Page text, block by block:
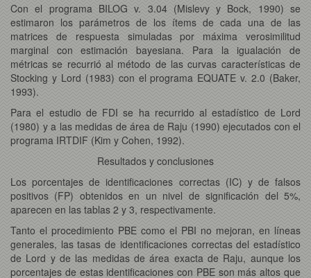
Con el programa BILOG v. 3.04 (Mislevy y Bock, 1990) se
estimaron los parámetros de los ítems de cada una de las
matrices de respuesta simuladas por máxima verosimilitud
marginal con estimación bayesiana. Para la igualación de
métricas se recurrió al método de las curvas características de
Stocking y Lord (1983) con el programa EQUATE v. 2.0 (Baker,
1993).
Para el estudio de FDI se ha recurrido al estadístico de Lord
(1980) y a las medidas de área de Raju (1990) ejecutados con el
programa IRTDIF (Kim y Cohen, 1992).
Resultados y conclusiones
Los porcentajes de identificaciones correctas (IC) y de falsos
positivos (FP) obtenidos en un nivel de significación del 5%,
aparecen en las tablas 2 y 3, respectivamente.
Tanto el procedimiento PBE como el PBI no mejoran, en líneas
generales, las tasas de identificaciones correctas del estadístico
de Lord y de las medidas de área exacta de Raju, aunque los
porcentajes de estas identificaciones con PBE son más altos que